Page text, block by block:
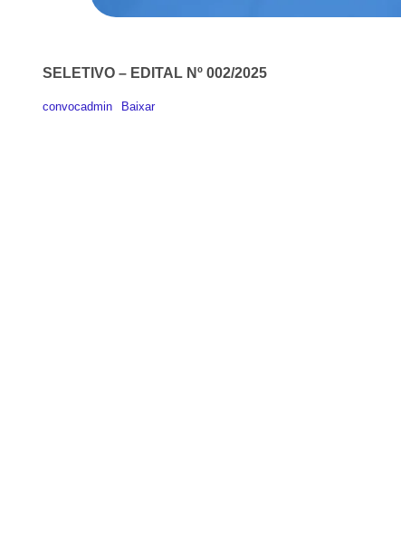
SELETIVO – EDITAL Nº 002/2025
convocadmin Baixar